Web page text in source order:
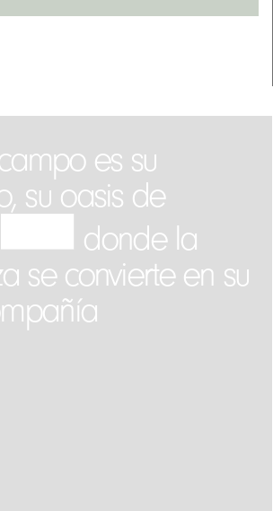
es su
su oasis de
donde la
se convierte en su